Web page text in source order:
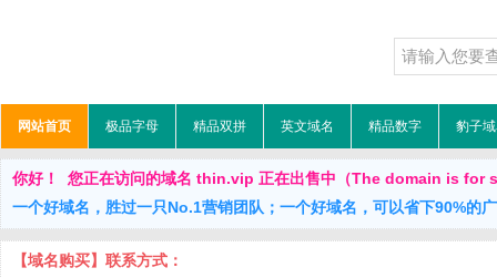
网站首页 极品字母 精品双拼 英文域名 精品数字 豹子
你好！ 您正在访问的域名 thin.vip 正在出售中（The domain is for
一个好域名，胜过一只No.1营销团队；一个好域名，可以省下90%的
【域名购买】联系方式：